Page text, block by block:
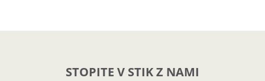
STOPITE V STIK Z NAMI